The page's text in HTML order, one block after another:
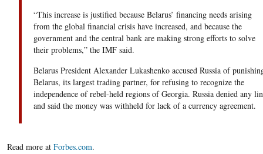
“This increase is justified because Belarus’ financing needs arising
from the global financial crisis have increased, and because the
government and the central bank are making strong efforts to solve
their problems,” the IMF said.
Belarus President Alexander Lukashenko accused Russia of
Belarus, its largest trading partner, for refusing to recognize the
independence of rebel-held regions of Georgia. Russia denied any
and said the money was withheld for lack of a currency agreement.
Read more at Forbes.com.